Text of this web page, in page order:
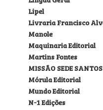
Lipel
Livraria Francisco
Manole
Maquinaria Editorial
Martins Fontes
MISSÃO SEDE SANTOS
Mórula Editorial
Mundo Editorial
N-1 Edições